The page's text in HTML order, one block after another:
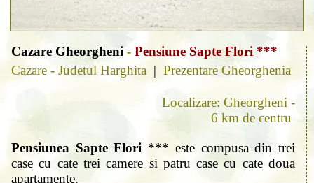
Cazare Gheorgheni - Pensiune Sapte Flori ***
Cazare - Judetul Harghita | Prezentare Gheorghenia
Localizare: Gheorgheni -
6 km de centru
Pensiunea Sapte Flori *** este compusa din trei
case cu cate trei camere si patru case cu cate doua
apartamente.